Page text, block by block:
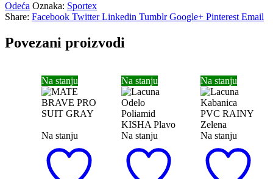
Odeća Oznaka: Sportex
Share: Facebook Twitter Linkedin Tumblr Google+ Pinterest Email
Povezani proizvodi
Na stanju
Na stanju
Na stanju
Na stanju
Na stanju
Na stanju